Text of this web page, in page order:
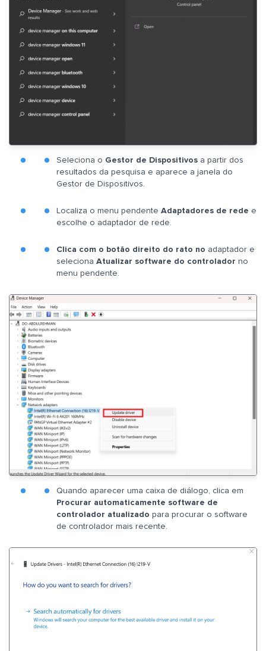
Seleciona o Gestor de Dispositivos a partir dos
resultados da pesquisa e aparece a janela do
Gestor de Dispositivos.
Localiza o menu pendente Adaptadores de rede e
escolhe o adaptador de rede.
Clica com o botão direito do rato no adaptador e
seleciona Atualizar software do controlador no
menu pendente.
Quando aparecer uma caixa de diálogo, clica em
Procurar automaticamente software de
controlador atualizado para procurar o software
de controlador mais recente.